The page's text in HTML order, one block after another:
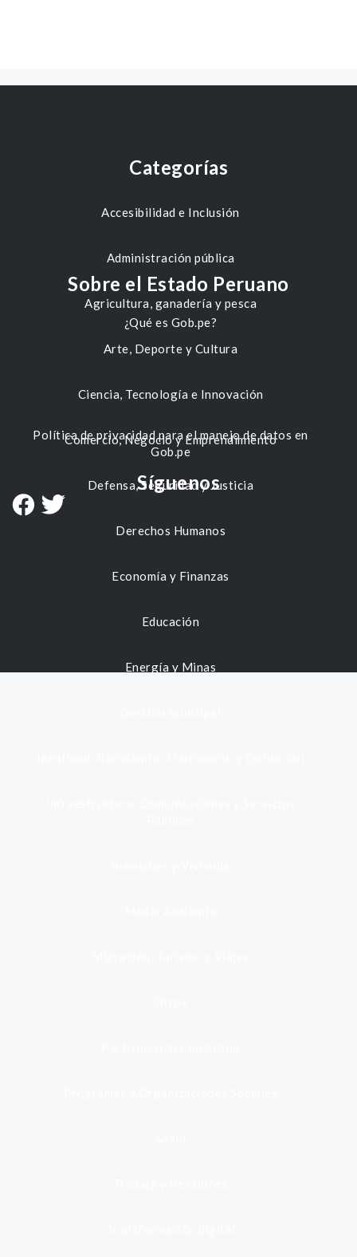
Categorías
Accesibilidad e Inclusión
Administración pública
Agricultura, ganadería y pesca
Arte, Deporte y Cultura
Ciencia, Tecnología e Innovación
Comercio, Negocio y Emprendimiento
Defensa, Seguridad y Justicia
Derechos Humanos
Economía y Finanzas
Educación
Energía y Minas
Sobre el Estado Peruano
¿Qué es Gob.pe?
Política de privacidad para el manejo de datos en
Gob.pe
Síguenos